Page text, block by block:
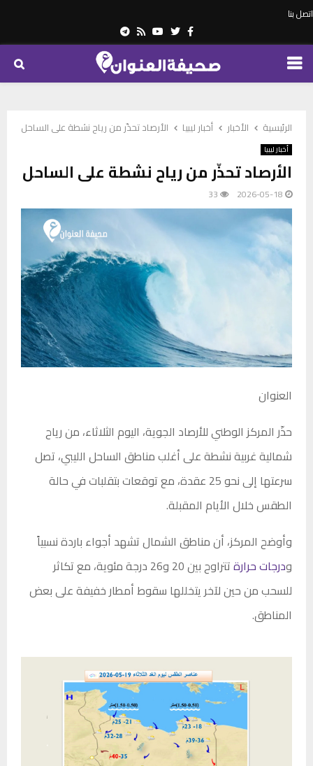
اتصل بنا
Facebook
Twitter
Youtube
Rss
Telegram
PRIMARY
الرئيسية الأخبار أخبار ليبيا الأرصاد تحذّر من رياح نشطة على الساحل
أخبار ليبيا
الأرصاد تحذّر من رياح نشطة على الساحل
2026-05-18
33
العنوان
حذّر المركز الوطني للأرصاد الجوية، اليوم الثلاثاء، من رياح
شمالية غربية نشطة على أغلب مناطق الساحل الليبي، تصل
سرعتها إلى نحو 25 عقدة، مع توقعات بتقلبات في حالة
الطقس خلال الأيام المقبلة.
وأوضح المركز، أن مناطق الشمال تشهد أجواء باردة نسبياً
ودرجات حرارة
تتراوح بين 20 و26 درجة مئوية، مع تكاثر
للسحب من حين لآخر يتخللها سقوط أمطار خفيفة على بعض
المناطق.